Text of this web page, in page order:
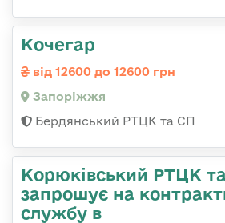
Кочегар
від 12600 до 12600 грн
Запоріжжя
Бердянський РТЦК та СП
Корюківський РТЦК
запрошує на
службу в